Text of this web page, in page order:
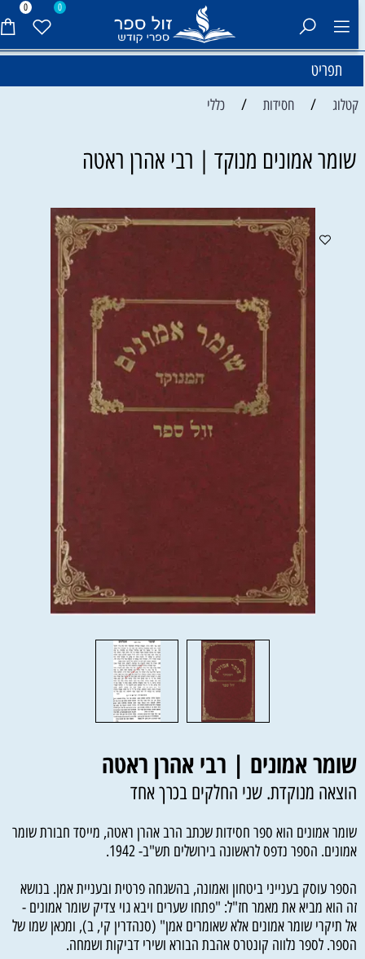
0 0
תפריט
קטלוג / חסידות / כללי
שומר אמונים מנוקד | רבי אהרן ראטה
שומר אמונים | רבי אהרן ראטה
הוצאה מנוקדת. שני החלקים בכרך אחד
שומר אמונים הוא ספר חסידות שכתב הרב אהרן ראטה, מייסד חבורת שומר
אמונים. הספר נדפס לראשונה בירושלים תש"ב- 1942.
הספר עוסק בענייני ביטחון ואמונה, בהשגחה פרטית ובעניית אמן. בנושא
זה הוא מביא את מאמר חז"ל: "פתחו שערים ויבא גוי צדיק שומר אמונים -
אל תיקרי שומר אמונים אלא שאומרים אמן" (סנהדרין קי, ב), ומכאן שמו של
הספר. לספר נלווה קונטרס אהבת הבורא ושירי דביקות ושמחה.